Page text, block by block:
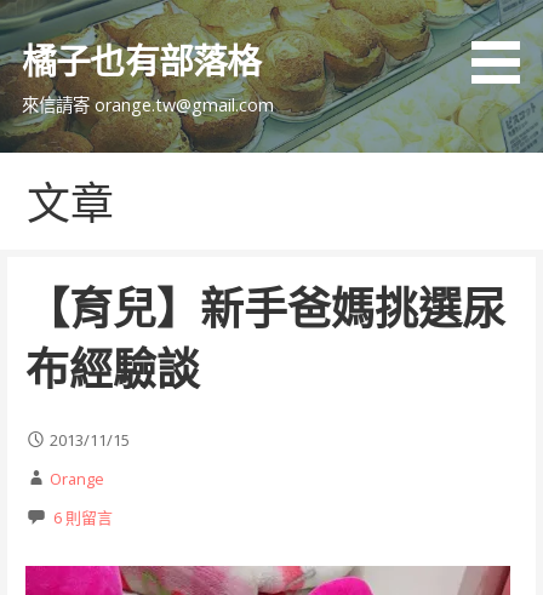
跳
主
內
橘子也有部落格
來信請寄 orange.tw@gmail.com
文章
【育兒】新手爸媽挑選尿
布經驗談
2013/11/15
Orange
6 則留言